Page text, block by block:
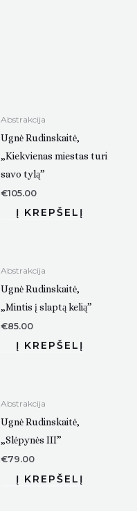
Abstrakcija
Ugnė Rudinskaitė,
„Kiekvienas miestas turi
savo tylą”
€105.00
Abstrakcija
Ugnė Rudinskaitė,
„Mintis į slaptą kelią”
€85.00
Abstrakcija
Ugnė Rudinskaitė,
„Slėpynės III”
€79.00